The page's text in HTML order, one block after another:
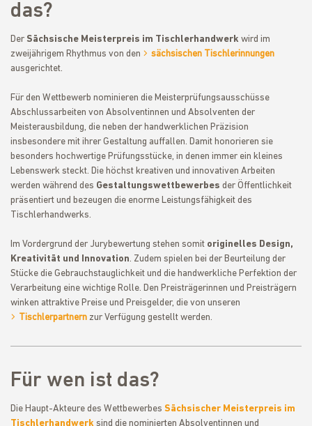
das?
Der Sächsische Meisterpreis im Tischlerhandwerk wird im
zweijährigem Rhythmus von den
sächsischen Tischlerinnungen
ausgerichtet.
Für den Wettbewerb nominieren die Meisterprüfungsausschüsse
Abschlussarbeiten von Absolventinnen und Absolventen der
Meisterausbildung, die neben der handwerklichen Präzision
insbesondere mit ihrer Gestaltung auffallen. Damit honorieren sie
besonders hochwertige Prüfungsstücke, in denen immer ein kleines
Lebenswerk steckt. Die höchst kreativen und innovativen Arbeiten
werden während des Gestaltungswettbewerbes der Öffentlichkeit
präsentiert und bezeugen die enorme Leistungsfähigkeit des
Tischlerhandwerks.
Im Vordergrund der Jurybewertung stehen somit originelles Design,
Kreativität und Innovation. Zudem spielen bei der Beurteilung der
Stücke die Gebrauchstauglichkeit und die handwerkliche Perfektion der
Verarbeitung eine wichtige Rolle. Den Preisträgerinnen und Preisträgern
winken attraktive Preise und Preisgelder, die von unseren
Tischlerpartnern zur Verfügung gestellt werden.
Für wen ist das?
Die Haupt-Akteure des Wettbewerbes Sächsischer Meisterpreis im
Tischlerhandwerk sind die nominierten Absolventinnen und